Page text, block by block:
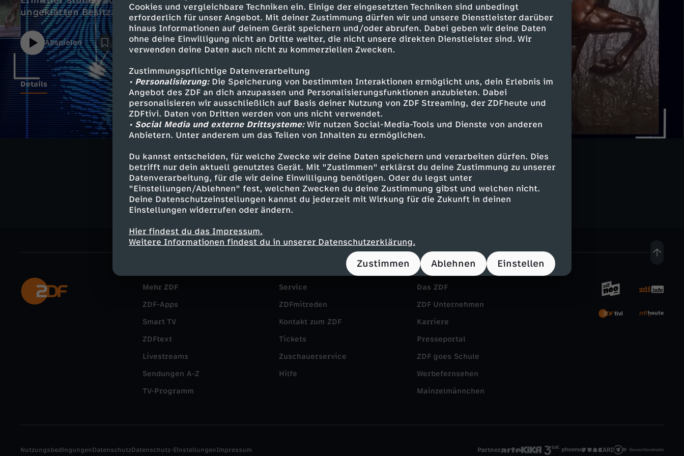
Cookies und vergleichbare Techniken ein. Einige der eingesetzten Techniken sind unbedingt
erforderlich für unser Angebot. Mit deiner Zustimmung dürfen wir und unsere Dienstleister darüber
hinaus Informationen auf deinem Gerät speichern und/oder abrufen. Dabei geben wir deine Daten
ohne deine Einwilligung nicht an Dritte weiter, die nicht unsere direkten Dienstleister sind. Wir
verwenden deine Daten auch nicht zu kommerziellen Zwecken.
Zustimmungspflichtige Datenverarbeitung
• Personalisierung:Die Speicherung von bestimmten Interaktionen ermöglicht uns, dein Erlebnis im
Angebot des ZDF an dich anzupassen und Personalisierungsfunktionen anzubieten. Dabei
personalisieren wir ausschließlich auf Basis deiner Nutzung von ZDF Streaming, der ZDFheute und
ZDFtivi. Daten von Dritten werden von uns nicht verwendet.
• Social Media und externe Drittsysteme:Wir nutzen Social-Media-Tools und Dienste von anderen
Anbietern. Unter anderem um das Teilen von Inhalten zu ermöglichen.
Du kannst entscheiden, für welche Zwecke wir deine Daten speichern und verarbeiten dürfen. Dies
betrifft nur dein aktuell genutztes Gerät. Mit "Zustimmen" erklärst du deine Zustimmung zu unserer
Datenverarbeitung, für die wir deine Einwilligung benötigen. Oder du legst unter
"Einstellungen/Ablehnen" fest, welchen Zwecken du deine Zustimmung gibst und welchen nicht.
Deine Datenschutzeinstellungen kannst du jederzeit mit Wirkung für die Zukunft in deinen
Einstellungen widerrufen oder ändern.
Hier findest du das Impressum.
Weitere Informationen findest du in unserer Datenschutzerklärung.
Zustimmen Ablehnen Einstellen
ungeklärten Besitzansprüchen.
Abspielen
Details
Ähnliche Inhalte entdecken
True Crime Dokumentation
abgründig
Wahre Verbrechen – Suche nach Gerechtigkeit
Mehr ZDF
ZDF-Apps
Smart TV
ZDFtext
Livestreams
Sendungen A-Z
TV-Programm
Service
ZDFmitreden
Kontakt zum ZDF
Tickets
Zuschauerservice
Hilfe
Das ZDF
ZDF Unternehmen
Karriere
Presseportal
ZDF goes Schule
Werbefernsehen
Mainzelmännchen
Partner
NutzungsbedingungenDatenschutzDatenschutz-EinstellungenImpressum